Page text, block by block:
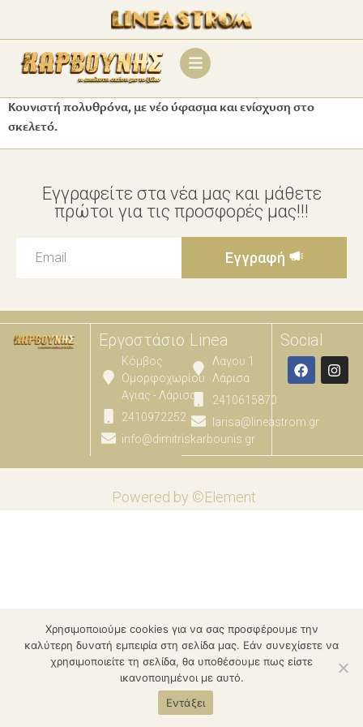
Κουνιστή πολυθρόνα, με νέο ύφασμα και ενίσχυση στο
σκελετό.
Εγγραφείτε στα νέα μας και μάθετε
πρώτοι για τις προσφορές μας!!!
Εγγραφή
Εργοστάσιο
Κόμβος
Ομορφοχωρίου
Αγιας - Λάρισας
2410972252
info@dimitriskarbounis.gr
Linea
Λαγου 1
Λάρισα
2410615870
larisa@lineastrom.gr
Social
Powered by ©Element
Χρησιμοποιούμε cookies για να σας προσφέρουμε την
καλύτερη δυνατή εμπειρία στη σελίδα μας. Εάν συνεχίσετε να
χρησιμοποιείτε τη σελίδα, θα υποθέσουμε πως είστε
ικανοποιημένοι με αυτό.
Εντάξει